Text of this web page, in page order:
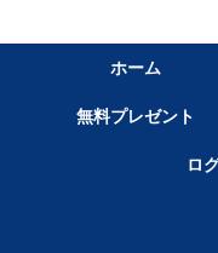
ホーム
無料プレゼント
ロ